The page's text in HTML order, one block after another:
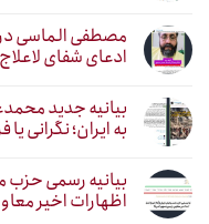
مصطفی الماسی
ادعای شفای
بیانیه جدید
به ایران؛ نگرانی
بیانیه رسمی حزب
اظهارات اخیر